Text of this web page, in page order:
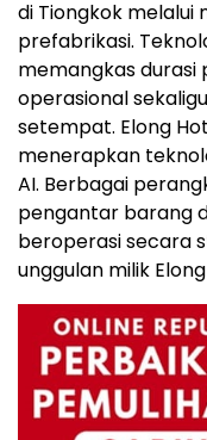
di Tiongkok melalui
prefabrikasi.
memangkas durasi
operasional
setempat. Elong
menerapkan
AI. Berbagai
pengantar barang
beroperasi secara
unggulan milik